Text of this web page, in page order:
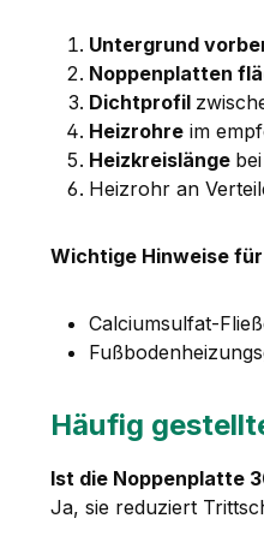
Untergrund
Noppenplatten
Dichtprofil
Heizrohre im
Heizkreislänge
Heizrohr an
Wichtige Hinweise für
Calciumsulfat-
Häufig
Ist die Noppenplatte
Ja, sie reduziert